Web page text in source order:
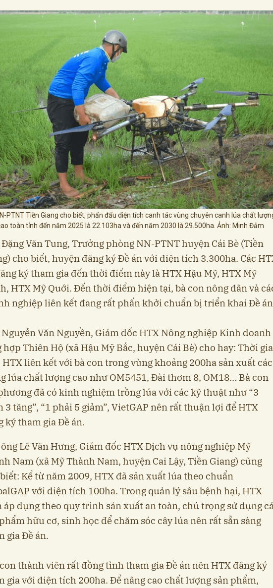
PTNT Tiền Giang cho biết, phấn đấu diện tích canh tác vùng chuyên canh lúa chất
toàn tỉnh đến năm 2025 là 22.103ha và đến năm 2030 là 29.500ha. Ảnh: Minh Đảm
Đặng Văn Tung, Trưởng phòng NN-PTNT huyện Cái Bè (Tiền
cho biết, huyện đăng ký Đề án với diện tích 3.300ha. Các
ký tham gia đến thời điểm này là HTX Hậu Mỹ, HTX Mỹ
HTX Mỹ Quới. Đến thời điểm hiện tại, bà con nông dân và
nghiệp liên kết đang rất phấn khởi chuẩn bị triển khai Đề
Nguyễn Văn Nguyền, Giám đốc HTX Nông nghiệp Kinh doanh
hợp Thiên Hộ (xã Hậu Mỹ Bắc, huyện Cái Bè) cho hay: Thời
HTX liên kết với bà con trong vùng khoảng 200ha sản xuất các
lúa chất lượng cao như OM5451, Đài thơm 8, OM18… Bà con
đã có kinh nghiệm trồng lúa với các kỹ thuật như “3
3 tăng”, “1 phải 5 giảm”, VietGAP nên rất thuận lợi để HTX
ký tham gia Đề án.
ông Lê Văn Hưng, Giám đốc HTX Dịch vụ nông nghiệp Mỹ
Nam (xã Mỹ Thành Nam, huyện Cai Lậy, Tiền Giang) cũng
Kể từ năm 2009, HTX đã sản xuất lúa theo chuẩn
với diện tích 100ha. Trong quản lý sâu bệnh hại, HTX
áp dụng theo quy trình sản xuất an toàn, chú trọng sử dụng
hữu cơ, sinh học để chăm sóc cây lúa nên rất sẵn sàng
gia Đề án.
thành viên rất đồng tình tham gia Đề án nên HTX đăng ký
gia với diện tích 200ha. Để nâng cao chất lượng sản phẩm,